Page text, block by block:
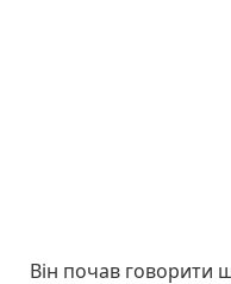
Він почав говорити